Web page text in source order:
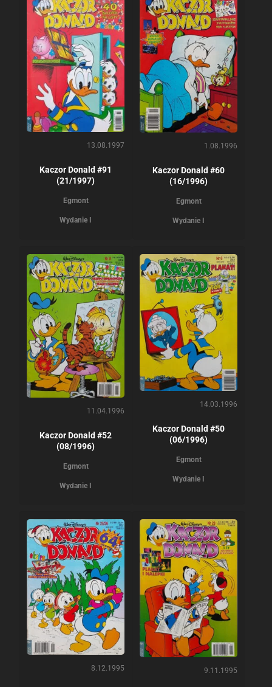
13.08.1997
Kaczor Donald #91
(21/1997)
Egmont
Wydanie I
1.08.1996
Kaczor Donald #60
(16/1996)
Egmont
Wydanie I
11.04.1996
Kaczor Donald #52
(08/1996)
Egmont
Wydanie I
14.03.1996
Kaczor Donald #50
(06/1996)
Egmont
Wydanie I
8.12.1995 9.11.1995